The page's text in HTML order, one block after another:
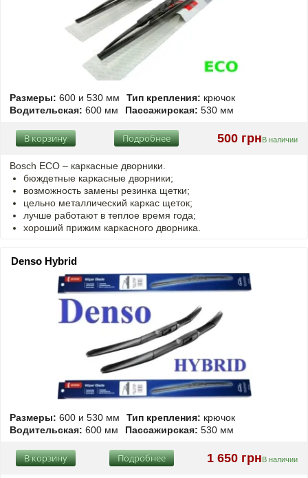
Размеры: 600 и 530 мм Тип крепления: крючок
Водительская: 600 мм Пассажирская: 530 мм
500 грнВ наличии
Подробнее
В корзину
Bosch ECO – каркасные дворники.
бюждетные каркасные дворники;
возможность замены резинка щетки;
цельно металлический каркас щеток;
лучше работают в теплое время года;
хороший прижим каркасного дворника.
Denso Hybrid
Размеры: 600 и 530 мм Тип крепления: крючок
Водительская: 600 мм Пассажирская: 530 мм
1 650 грн В наличии
Подробнее
В корзину